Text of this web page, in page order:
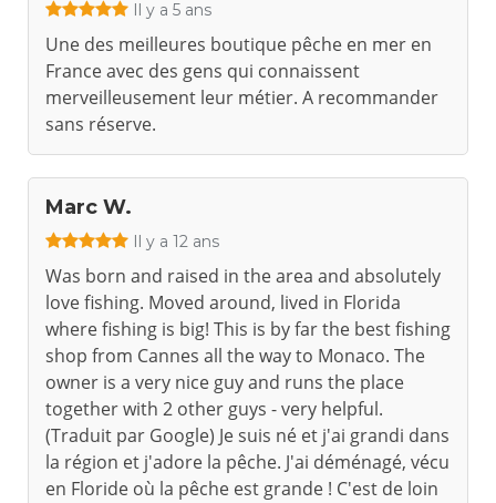
Il y a 5 ans
Une des meilleures boutique pêche en mer en
France avec des gens qui connaissent
merveilleusement leur métier. A recommander
sans réserve.
Marc W.
Il y a 12 ans
Was born and raised in the area and absolutely
love fishing. Moved around, lived in Florida
where fishing is big! This is by far the best fishing
shop from Cannes all the way to Monaco. The
owner is a very nice guy and runs the place
together with 2 other guys - very helpful.
(Traduit par Google) Je suis né et j'ai grandi dans
la région et j'adore la pêche. J'ai déménagé, vécu
en Floride où la pêche est grande ! C'est de loin